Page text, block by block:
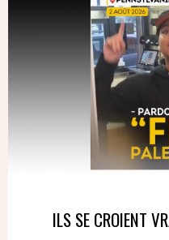
ILS SE CROIENT